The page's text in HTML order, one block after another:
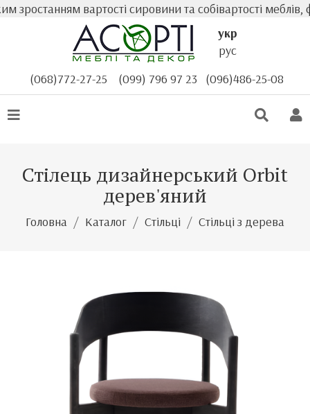
вартості сировини та собівартості меблів,
укр
рус
(068)772-27-25
(099) 796 97 23 (096)486-25-08
Стілець дизайнерський Orbit
дерев'яний
Головна Каталог Стільці Стільці з дерева